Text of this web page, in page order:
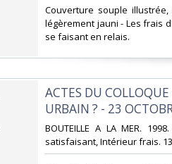
‎Couverture souple
légèrement jauni - Les frais
se faisant en relais.‎
‎ACTES DU
URBAIN ? - 23
‎BOUTEILLE A LA MER.
satisfaisant, Intérieur frais.